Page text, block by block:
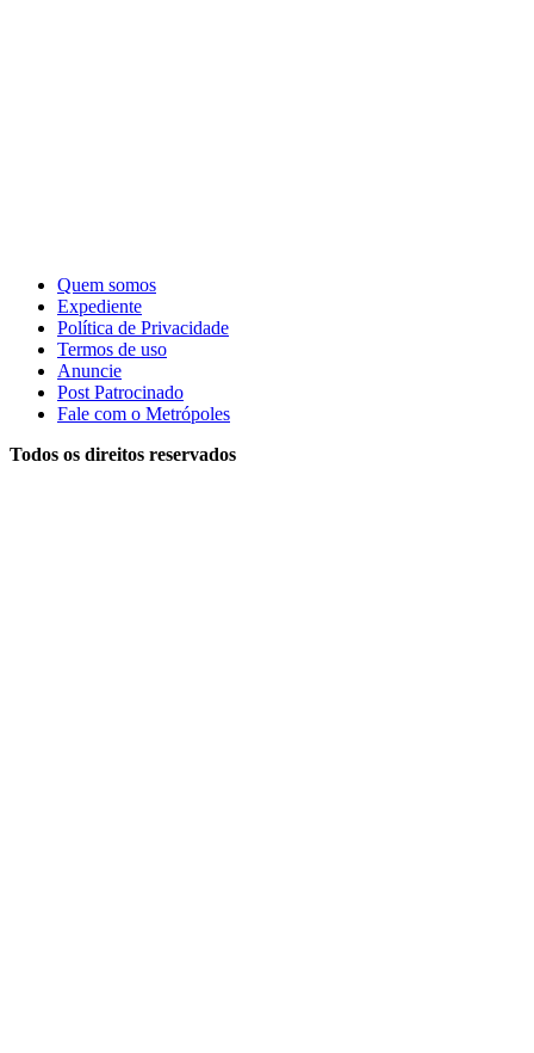
Quem somos
Expediente
Política de Privacidade
Termos de uso
Anuncie
Post Patrocinado
Fale com o Metrópoles
Todos os direitos reservados